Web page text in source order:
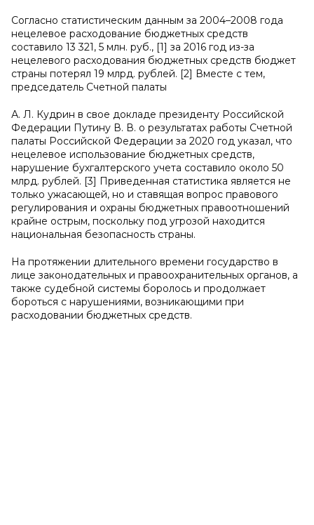
Согласно статистическим данным за 2004–2008 года
нецелевое расходование бюджетных средств
составило 13 321, 5 млн. руб., [1] за 2016 год из-за
нецелевого расходования бюджетных средств бюджет
страны потерял 19 млрд. рублей. [2] Вместе с тем,
председатель Счетной палаты
А. Л. Кудрин в свое докладе президенту Российской
Федерации Путину В. В. о результатах работы Счетной
палаты Российской Федерации за 2020 год указал, что
нецелевое использование бюджетных средств,
нарушение бухгалтерского учета составило около 50
млрд. рублей. [3] Приведенная статистика является не
только ужасающей, но и ставящая вопрос правового
регулирования и охраны бюджетных правоотношений
крайне острым, поскольку под угрозой находится
национальная безопасность страны.
На протяжении длительного времени государство в
лице законодательных и правоохранительных органов, а
также судебной системы боролось и продолжает
бороться с нарушениями, возникающими при
расходовании бюджетных средств.